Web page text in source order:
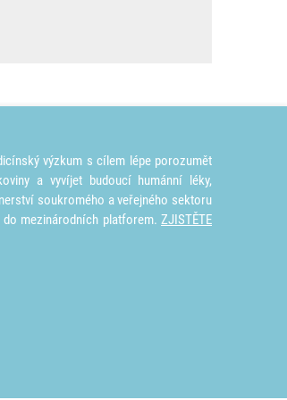
výzkum s cílem lépe porozumět
a vyvíjet budoucí humánní léky,
soukromého a veřejného sektoru
mezinárodních platforem. ZJISTĚTE